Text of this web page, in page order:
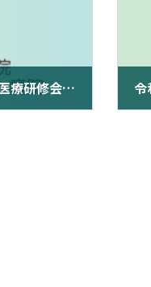
平成30年度 第２回へき地勤務医師等医療研修会を開催しました